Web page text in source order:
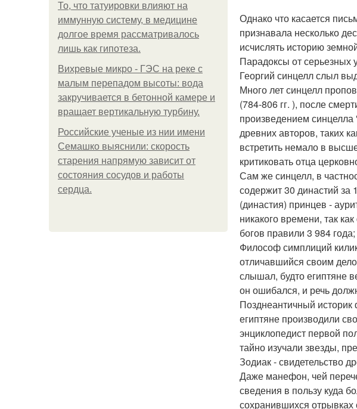
То, что татуировки влияют на
иммунную систему, в медицине
долгое время рассматривалось
лишь как гипотеза.
Вихревые микро - ГЭС на реке с
малым перепадом высоты: вода
закручивается в бетонной камере и
вращает вертикальную турбину.
Российские ученые из нии имени
Семашко выяснили: скорость
старения напрямую зависит от
состояния сосудов и работы
сердца.
Однако что касается
признавала несколько
исчислять историю
Парадоксы от серьезных
Георгий синцелл слыл
Много лет синцелл
(784-806 гг. ), после
произведением
древних авторов, таких
встретить немало в
критиковать отца
Сам же синцелл, в
содержит 30 династий за
(династия) принцев -
никакого времени, так
богов правили 3 984
Философ симплиций
отличавшийся своим
слышал, будто египтяне
он ошибался, и речь
Позднеантичный историк
египтяне производили
энциклопедист первой
тайно изучали звезды,
Зодиак - свидетельство
Даже манефон, чей
сведения в пользу куда
сохранившихся отрывках